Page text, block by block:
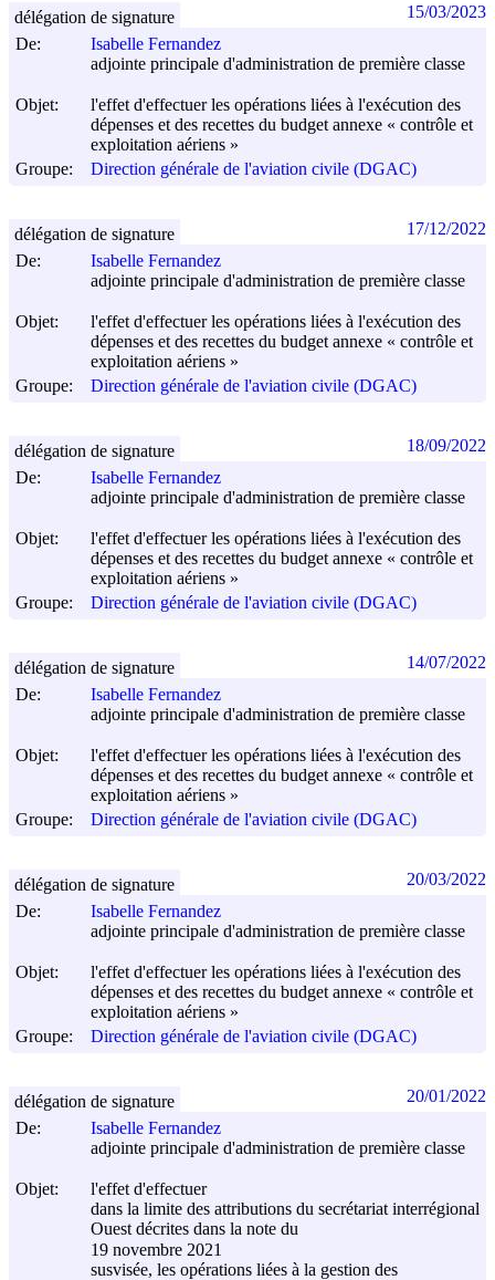
De:
Isabelle Fernandez
adjointe principale d'administration de première classe
Objet:
l'effet d'effectuer les opérations liées à l'exécution des
dépenses et des recettes du budget annexe « contrôle et
exploitation aériens »
Groupe:
Direction générale de l'aviation civile (DGAC)
délégation de signature 15/03/2023
De:
Isabelle Fernandez
adjointe principale d'administration de première classe
Objet:
l'effet d'effectuer les opérations liées à l'exécution des
dépenses et des recettes du budget annexe « contrôle et
exploitation aériens »
Groupe:
Direction générale de l'aviation civile (DGAC)
délégation de signature 17/12/2022
De:
Isabelle Fernandez
adjointe principale d'administration de première classe
Objet:
l'effet d'effectuer les opérations liées à l'exécution des
dépenses et des recettes du budget annexe « contrôle et
exploitation aériens »
Groupe:
Direction générale de l'aviation civile (DGAC)
délégation de signature 18/09/2022
De:
Isabelle Fernandez
adjointe principale d'administration de première classe
Objet:
l'effet d'effectuer les opérations liées à l'exécution des
dépenses et des recettes du budget annexe « contrôle et
exploitation aériens »
Groupe:
Direction générale de l'aviation civile (DGAC)
délégation de signature 14/07/2022
De:
Isabelle Fernandez
adjointe principale d'administration de première classe
Objet:
l'effet d'effectuer les opérations liées à l'exécution des
dépenses et des recettes du budget annexe « contrôle et
exploitation aériens »
Groupe:
Direction générale de l'aviation civile (DGAC)
délégation de signature 20/03/2022
De:
Isabelle Fernandez
adjointe principale d'administration de première classe
Objet:
l'effet d'effectuer
dans la limite des attributions du secrétariat interrégional
Ouest décrites dans la note du
19 novembre 2021
susvisée, les opérations liées à la gestion des
délégation de signature 20/01/2022